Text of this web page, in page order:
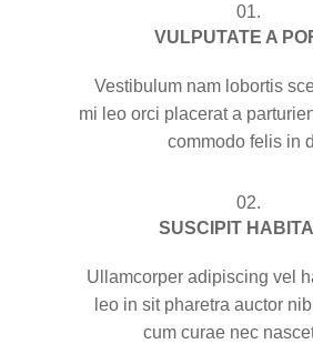
01.
VULPUTATE A
Vestibulum nam lobortis
mi leo orci placerat a
commodo felis in
02.
SUSCIPIT
Ullamcorper adipiscing vel
leo in sit pharetra auctor
cum curae nec